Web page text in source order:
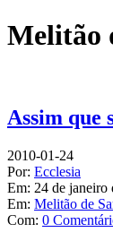
Melitão
Assim que
2010-01-24
Por: Ecclesia
Em: 24 de janeiro
Em: Melitão de
Com: 0